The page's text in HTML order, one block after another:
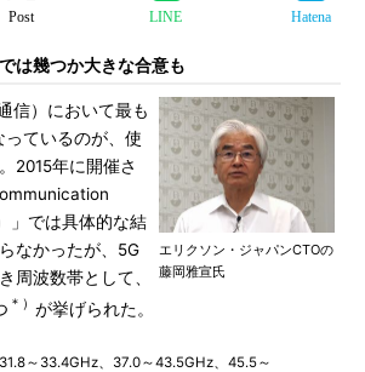
Post LINE Hatena
は幾つか大きな合意も
エリクソン・ジャパンCTOの
藤岡雅宣氏
信）において最も
っているのが、使
2015年に開催さ
」では具体的な結
なかったが、5G
周波数帯として、
＊） が挙げられた。
～33.4GHz、37.0～43.5GHz、45.5～